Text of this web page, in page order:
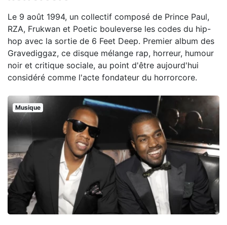
Le 9 août 1994, un collectif composé de Prince Paul,
RZA, Frukwan et Poetic bouleverse les codes du hip-
hop avec la sortie de 6 Feet Deep. Premier album des
Gravediggaz, ce disque mélange rap, horreur, humour
noir et critique sociale, au point d'être aujourd'hui
considéré comme l'acte fondateur du horrorcore.
Musique